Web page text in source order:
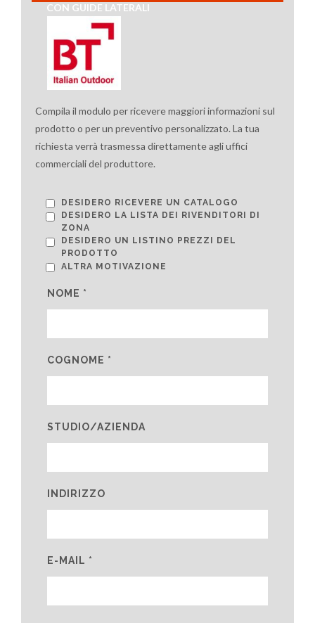
CON GUIDE LATERALI
Compila il modulo per ricevere maggiori informazioni sul
prodotto o per un preventivo personalizzato. La tua
richiesta verrà trasmessa direttamente agli uffici
commerciali del produttore.
DESIDERO RICEVERE UN CATALOGO
DESIDERO LA LISTA DEI RIVENDITORI DI
ZONA
DESIDERO UN LISTINO PREZZI DEL
PRODOTTO
ALTRA MOTIVAZIONE
NOME *
COGNOME *
STUDIO/AZIENDA
INDIRIZZO
E-MAIL *